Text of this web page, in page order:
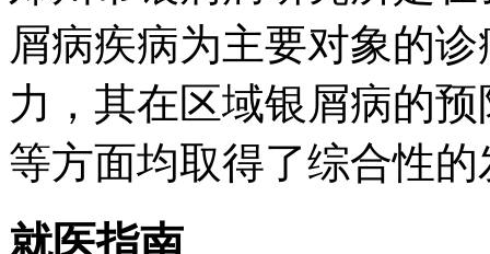
屑病疾病为主要对象的
力，其在区域银屑病的
等方面均取得了综合性的
就医指南